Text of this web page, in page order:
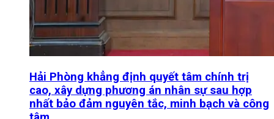
Hải Phòng khẳng định quyết tâm chính trị
cao, xây dựng phương án nhân sự sau hợp
nhất bảo đảm nguyên tắc, minh bạch và công